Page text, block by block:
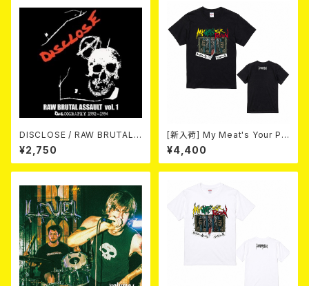
DISCLOSE / RAW BRUTAL
ASSAULT Vol.1 : DISCOGRA
PHY 1992-1994 (2CD)
¥2,750
[新入荷] My Meat's Your Po
ison -あんたにゃ毒でもオイラ
にゃ薬- / BLACK T-shirt (S
～XL)
¥4,400